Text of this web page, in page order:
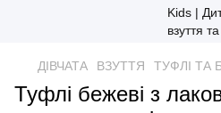
ДІВЧАТА ВЗУТТЯ ТУФЛІ ТА
Туфлі бежеві з